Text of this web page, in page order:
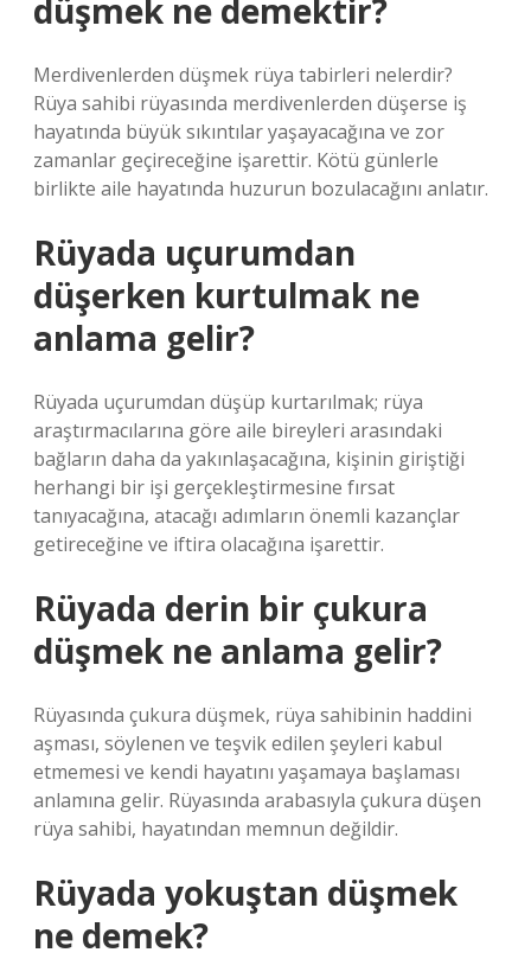
düşmek ne demektir?
Merdivenlerden düşmek rüya tabirleri nelerdir?
Rüya sahibi rüyasında merdivenlerden düşerse iş
hayatında büyük sıkıntılar yaşayacağına ve zor
zamanlar geçireceğine işarettir. Kötü günlerle
birlikte aile hayatında huzurun bozulacağını anlatır.
Rüyada uçurumdan
düşerken kurtulmak ne
anlama gelir?
Rüyada uçurumdan düşüp kurtarılmak; rüya
araştırmacılarına göre aile bireyleri arasındaki
bağların daha da yakınlaşacağına, kişinin giriştiği
herhangi bir işi gerçekleştirmesine fırsat
tanıyacağına, atacağı adımların önemli kazançlar
getireceğine ve iftira olacağına işarettir.
Rüyada derin bir çukura
düşmek ne anlama gelir?
Rüyasında çukura düşmek, rüya sahibinin haddini
aşması, söylenen ve teşvik edilen şeyleri kabul
etmemesi ve kendi hayatını yaşamaya başlaması
anlamına gelir. Rüyasında arabasıyla çukura düşen
rüya sahibi, hayatından memnun değildir.
Rüyada yokuştan düşmek
ne demek?